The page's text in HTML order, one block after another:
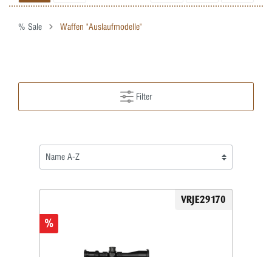
% Sale Waffen "Auslaufmodelle"
Filter
%
VRJE29170